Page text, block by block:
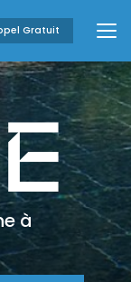
Gratuit
à